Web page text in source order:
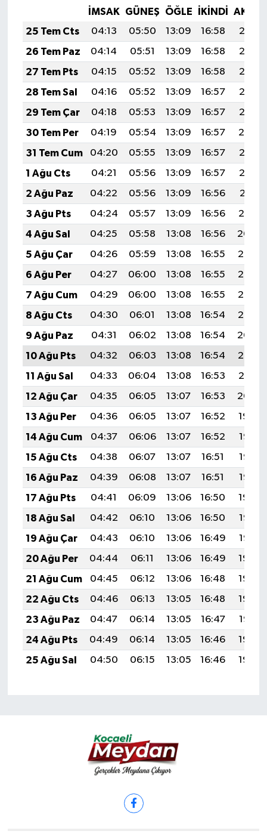
İMSAK GÜNEŞ ÖĞLE İKINDI
25 Tem Cts
04:13 05:50 13:09 16:58
20:18
26 Tem Paz
04:14 05:51 13:09 16:58
20:17
27 Tem Pts
04:15 05:52 13:09 16:58
20:16
28 Tem Sal
04:16 05:52 13:09 16:57
20:15
29 Tem Çar
04:18 05:53 13:09 16:57
20:15
30 Tem Per
04:19 05:54 13:09 16:57
20:14
31 Tem Cum
04:20 05:55 13:09 16:57
20:13
1 Ağu Cts
04:21 05:56 13:09 16:57
20:12
2 Ağu Paz
04:22 05:56 13:09 16:56
20:11
3 Ağu Pts
04:24 05:57 13:09 16:56
20:10
4 Ağu Sal
04:25 05:58 13:08 16:56
20:09
5 Ağu Çar
04:26 05:59 13:08 16:55
20:08
6 Ağu Per
04:27 06:00 13:08 16:55
20:07
7 Ağu Cum
04:29 06:00 13:08 16:55
20:06
8 Ağu Cts
04:30 06:01 13:08 16:54
20:05
9 Ağu Paz
04:31 06:02 13:08 16:54
20:04
10 Ağu Pts
04:32 06:03 13:08 16:54
20:03
11 Ağu Sal
04:33 06:04 13:08 16:53
20:01
12 Ağu Çar
04:35 06:05 13:07 16:53
20:00
13 Ağu Per
04:36 06:05 13:07 16:52
19:59
14 Ağu Cum
04:37 06:06 13:07 16:52
19:58
15 Ağu Cts
04:38 06:07 13:07 16:51
19:57
16 Ağu Paz
04:39 06:08 13:07 16:51
19:56
17 Ağu Pts
04:41 06:09 13:06 16:50
19:54
18 Ağu Sal
04:42 06:10 13:06 16:50
19:53
19 Ağu Çar
04:43 06:10 13:06 16:49
19:52
20 Ağu Per
04:44 06:11 13:06 16:49
19:50
21 Ağu Cum
04:45 06:12 13:06 16:48
19:49
22 Ağu Cts
04:46 06:13 13:05 16:48
19:48
23 Ağu Paz
04:47 06:14 13:05 16:47
19:47
24 Ağu Pts
04:49 06:14 13:05 16:46
19:45
25 Ağu Sal
04:50 06:15 13:05 16:46 19:44